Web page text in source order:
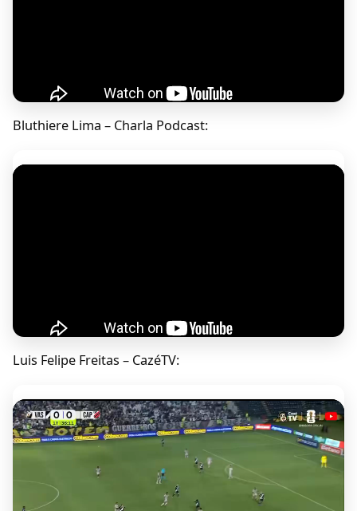
Bluthiere Lima – Charla Podcast:
Luis Felipe Freitas – CazéTV: